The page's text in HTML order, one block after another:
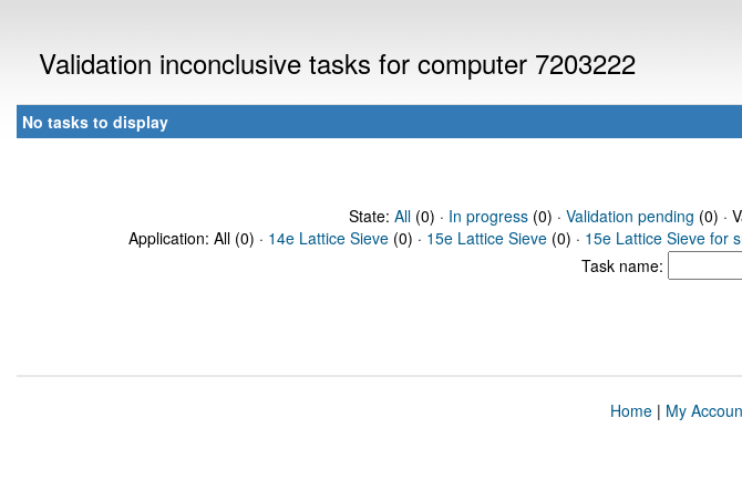
Validation inconclusive tasks for computer 7203222
No tasks to display
State: All(0) · In progress(0) · Validation pending (0) ·
Application: All (0) · 14e Lattice Sieve (0) · 15e Lattice Sieve (0) · 15e Lattice Sieve for
Task name:
Home| My